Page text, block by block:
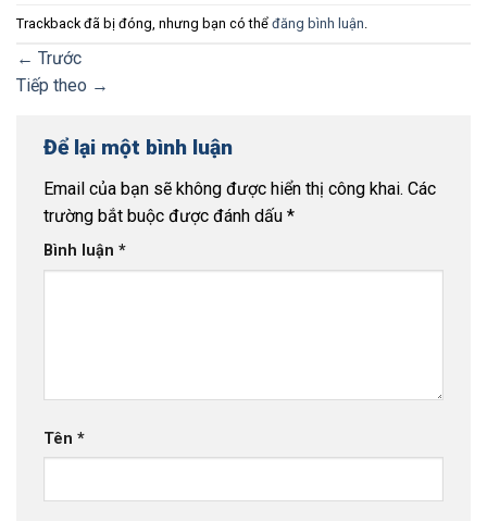
Trackback đã bị đóng, nhưng bạn có thể đăng bình luận
← Trước
Tiếp theo →
Để lại một bình luận
Email của bạn sẽ không được hiển thị công khai. Các
trường bắt buộc được đánh dấu *
Bình luận *
Tên *